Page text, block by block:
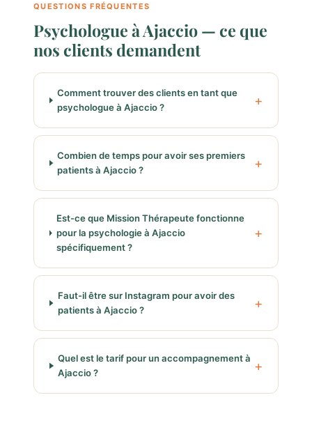
QUESTIONS FRÉQUENTES
Psychologue à Ajaccio — ce que
nos clients demandent
Comment trouver des clients en tant que
psychologue à Ajaccio ?
Combien de temps pour avoir ses premiers
patients à Ajaccio ?
Est-ce que Mission Thérapeute fonctionne
pour la psychologie à Ajaccio
spécifiquement ?
Faut-il être sur Instagram pour avoir des
patients à Ajaccio ?
Quel est le tarif pour un accompagnement à
Ajaccio ?